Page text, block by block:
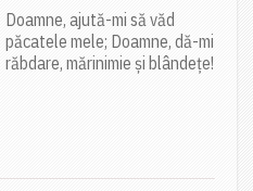
Doamne, ajută-mi să văd
păcatele mele; Doamne, dă-mi
răbdare, mărinimie şi blândeţe!